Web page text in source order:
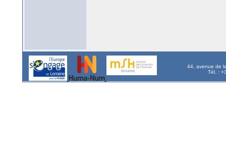
44, avenue de
Tél. :